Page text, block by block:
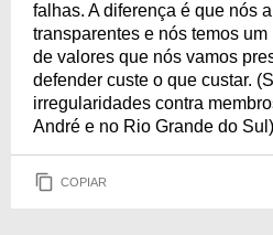
falhas. A diferença é que nós
transparentes e nós temos
de valores que nós vamos
defender custe o que custar.
irregularidades contra
André e no Rio Grande do Sul)
COPIAR